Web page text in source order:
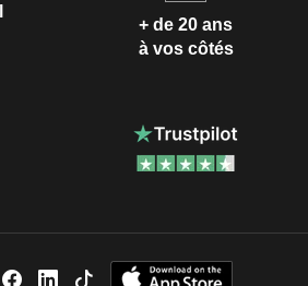
+ de 20 ans
à vos côtés